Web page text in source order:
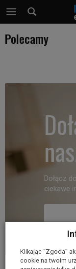
Polecamy
Dołącz
ciekawe
Klikając “Zgoda”
cookie na twoim